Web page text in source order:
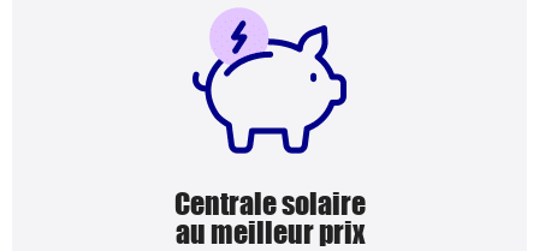
Centrale solaire
au meilleur prix